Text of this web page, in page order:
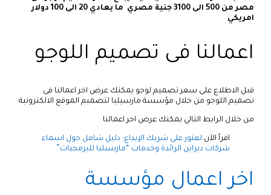
مصر من 500 الى 3100 جنية مصري ما يعادي 20 الى 100 دولار
امريكي
اعمالنا فى تصميم اللوجو
قبل الاطلاع على سعر تصميم لوجو يمكنك عرض اخر اعمالنا فى
تصميم اللوجو من خلال مؤسسة مارسيليا لتصميم الموقع الالكترونية
من خلال الرابط التالي يمكنك عرض اخر اعمالنا
اقرأ الآن:لعثور على شريك الإبداع: دليل شامل حول اسماء
شركات ديزاين الرائدة وخدمات “مارسيليا للبرمجيات”
اخر اعمال مؤسسة